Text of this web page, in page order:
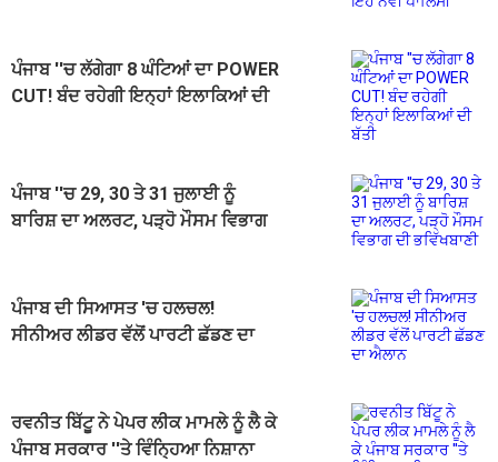
ਪੰਜਾਬ ''ਚ ਲੱਗੇਗਾ 8 ਘੰਟਿਆਂ ਦਾ POWER
CUT! ਬੰਦ ਰਹੇਗੀ ਇਨ੍ਹਾਂ ਇਲਾਕਿਆਂ ਦੀ
ਪੰਜਾਬ ''ਚ 29, 30 ਤੇ 31 ਜੁਲਾਈ ਨੂੰ
ਬਾਰਿਸ਼ ਦਾ ਅਲਰਟ, ਪੜ੍ਹੋ ਮੌਸਮ ਵਿਭਾਗ
ਪੰਜਾਬ ਦੀ ਸਿਆਸਤ 'ਚ ਹਲਚਲ!
ਸੀਨੀਅਰ ਲੀਡਰ ਵੱਲੋਂ ਪਾਰਟੀ ਛੱਡਣ ਦਾ
ਰਵਨੀਤ ਬਿੱਟੂ ਨੇ ਪੇਪਰ ਲੀਕ ਮਾਮਲੇ ਨੂੰ ਲੈ ਕੇ
ਪੰਜਾਬ ਸਰਕਾਰ ''ਤੇ ਵਿੰਨ੍ਹਿਆ ਨਿਸ਼ਾਨਾ